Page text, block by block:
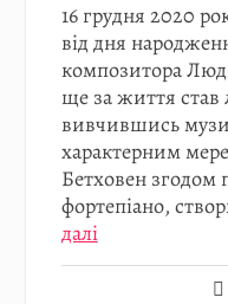
16 грудня 2020
від дня
композитора
ще за життя став
вивчившись
характерним
Бетховен згодом
фортепіано,
далі